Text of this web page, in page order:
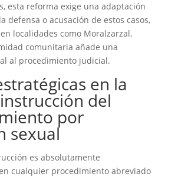
esta reforma exige una adaptación
defensa o acusación de estos casos,
localidades como Moralzarzal,
comunitaria añade una
al procedimiento judicial.
en la
del
por
sexual
es absolutamente
cualquier procedimiento abreviado